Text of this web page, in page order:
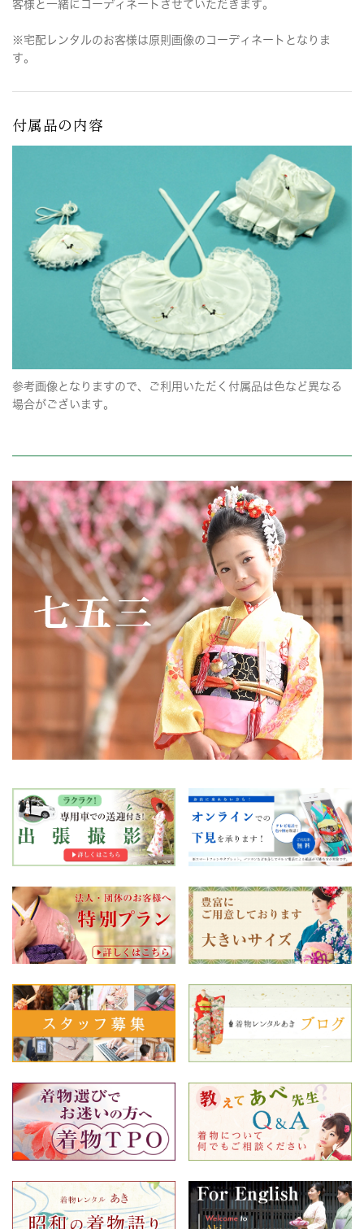
客様と一緒にコーディネートさせていただきます。
※宅配レンタルのお客様は原則画像のコーディネートとなりま
す。
付属品の内容
参考画像となりますので、ご利用いただく付属品は色など異なる
場合がございます。